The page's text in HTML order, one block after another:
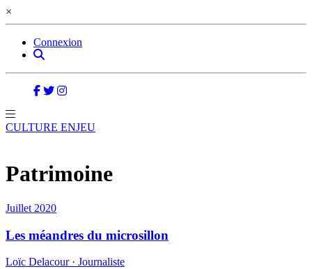
×
Connexion
CULTURE ENJEU
Patrimoine
Juillet 2020
Les méandres du microsillon
Loïc Delacour · Journaliste